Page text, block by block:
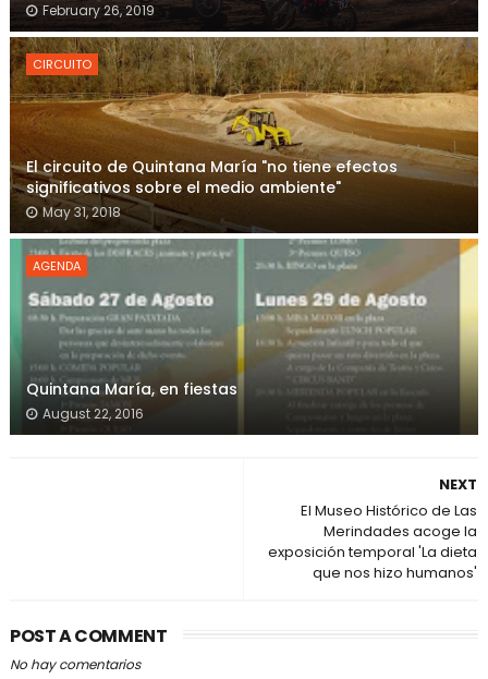
February 26, 2019
CIRCUITO
El circuito de Quintana María "no tiene efectos
significativos sobre el medio ambiente"
May 31, 2018
AGENDA
Quintana María, en fiestas
August 22, 2016
NEXT
El Museo Histórico de Las
Merindades acoge la
exposición temporal 'La dieta
que nos hizo humanos'
POST A COMMENT
No hay comentarios